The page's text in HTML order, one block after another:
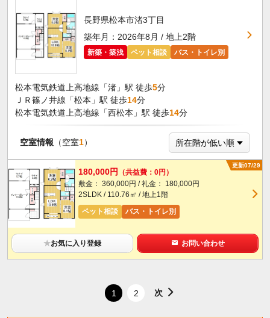
長野県松本市渚3丁目
築年月：2026年8月 / 地上2階
新築・築浅 ペット相談 バス・トイレ別
松本電気鉄道上高地線「渚」駅 徒歩5分
ＪＲ篠ノ井線「松本」駅 徒歩14分
松本電気鉄道上高地線「西松本」駅 徒歩14分
空室情報 （空室1）
更新07/29
180,000円
（共益費：0円）
敷金： 360,000円 / 礼金： 180,000円
2SLDK / 110.76㎡ / 地上1階
ペット相談
バス・トイレ別
★お気に入り登録 お問い合わせ
1 2 次